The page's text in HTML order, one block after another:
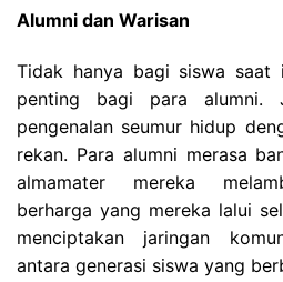
Alumni dan Warisan
Tidak hanya bagi siswa saat
penting bagi para alumni.
pengenalan seumur hidup
rekan. Para alumni merasa
almamater mereka
berharga yang mereka lalui
menciptakan jaringan
antara generasi siswa yang